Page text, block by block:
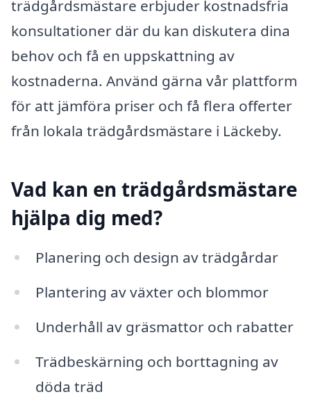
trädgårdsmästare erbjuder kostnadsfria
konsultationer där du kan diskutera dina
behov och få en uppskattning av
kostnaderna. Använd gärna vår plattform
för att jämföra priser och få flera offerter
från lokala trädgårdsmästare i Läckeby.
Vad kan en trädgårdsmästare
hjälpa dig med?
Planering och design av trädgårdar
Plantering av växter och blommor
Underhåll av gräsmattor och rabatter
Trädbeskärning och borttagning av
döda träd